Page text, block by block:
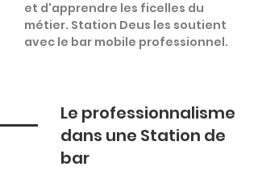
et d'apprendre les ficelles du
métier. Station Deus les soutient
avec le bar mobile professionnel.
Le professionnalisme
dans une Station de
bar